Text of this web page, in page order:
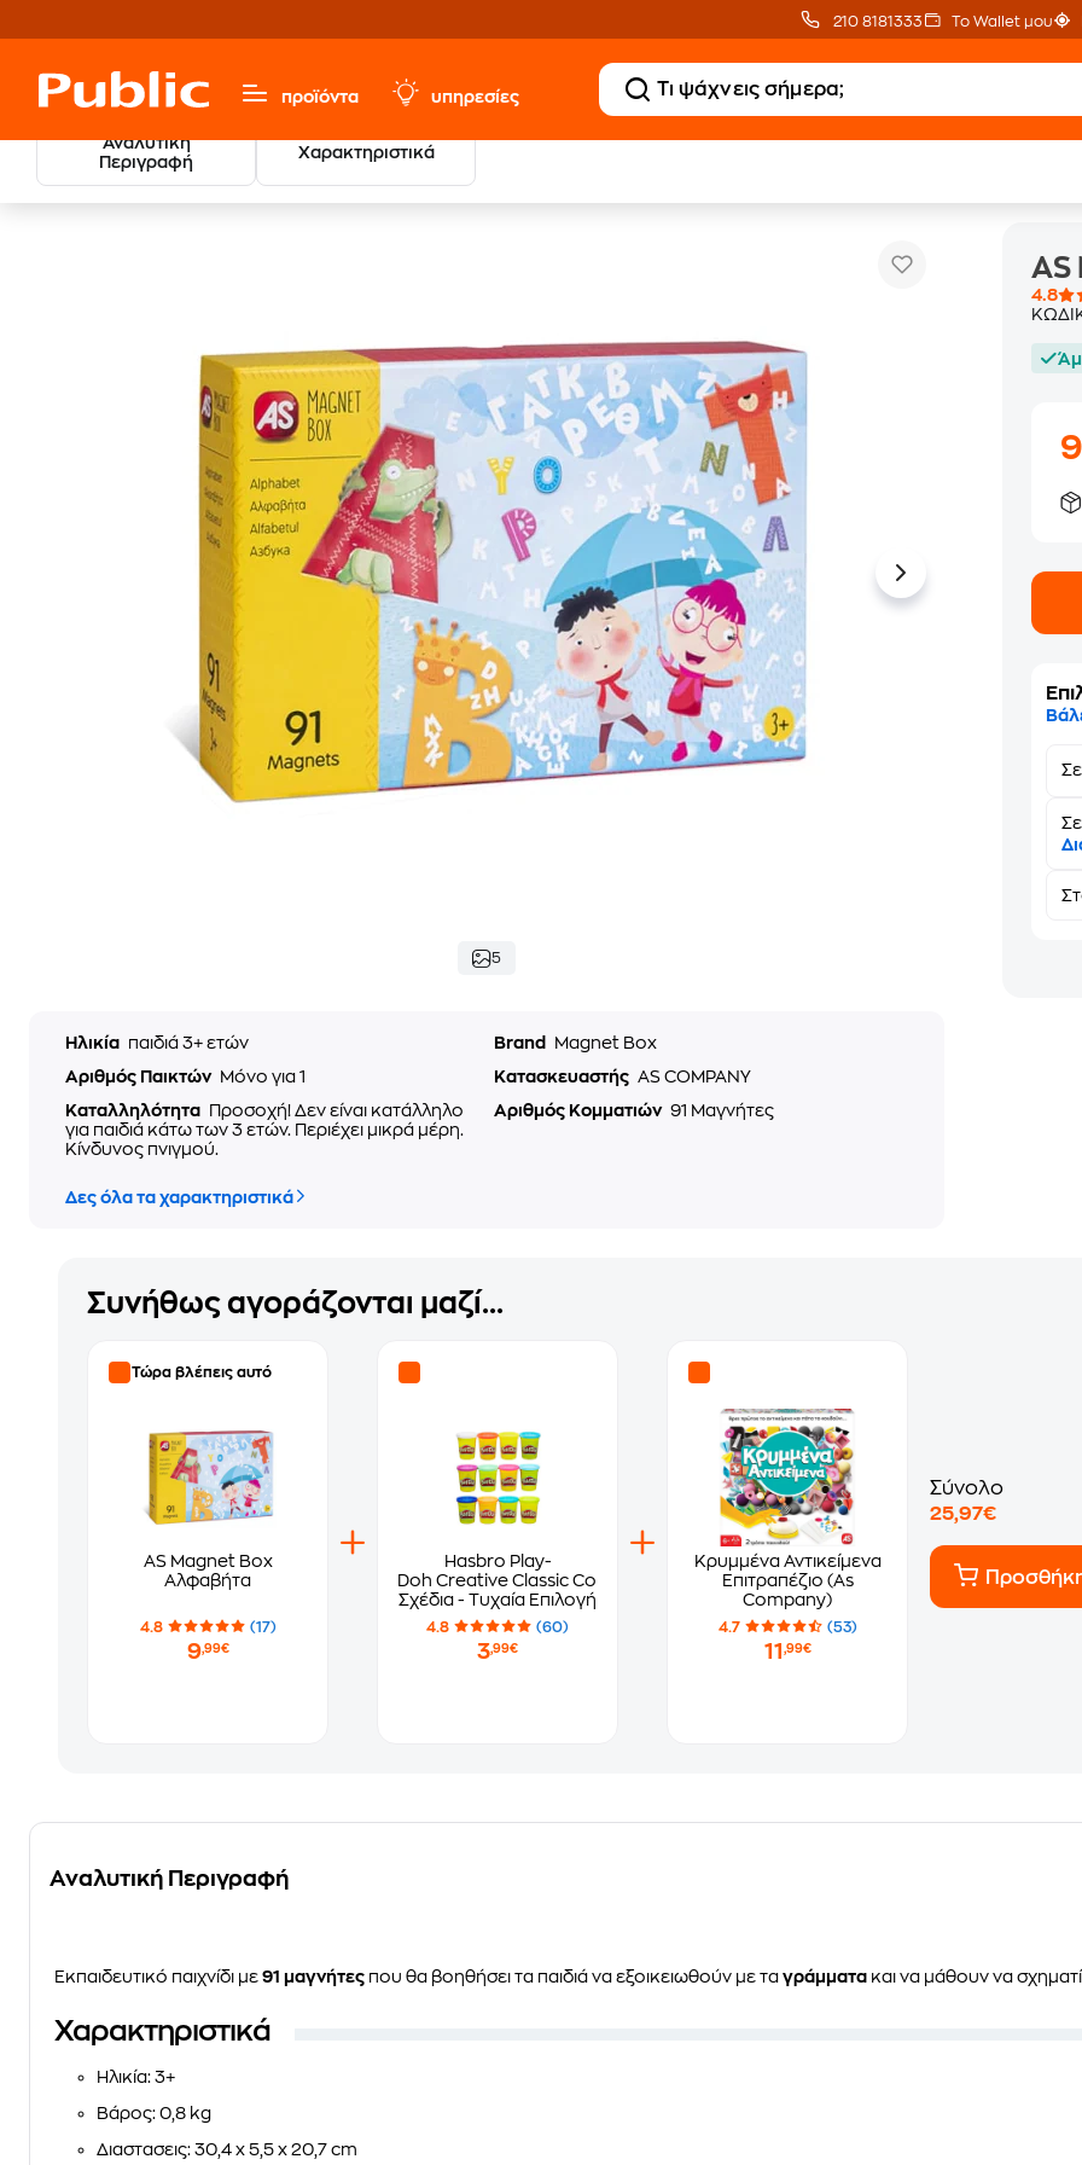
210 8181333 Το Wallet μου
προϊόντα υπηρεσίες
Αναλυτική
Περιγραφή
Χαρακτηριστικά
Παιχνίδια & Παιδικά
5
Ηλικία παιδιά 3+ ετών Brand
Magnet Box
Αριθμός Παικτών Μόνο για 1 Κατασκευαστής AS COMPANY
Καταλληλότητα
Προσοχή! Δεν είναι κατάλληλο
για παιδιά κάτω των 3 ετών. Περιέχει μικρά μέρη.
Κίνδυνος πνιγμού.
Αριθμός Κομματιών 91 Μαγνήτες
Δες όλα τα χαρακτηριστικά
AS
4.8
Συνήθως αγοράζονται μαζί...
Τώρα βλέπεις αυτό
AS Magnet Box
Αλφαβήτα
4.8 (17)
9,99€
Hasbro Play-
Doh Creative Classic Color 4
Σχέδια - Τυχαία Επιλογή
4.8 (60)
3,99€
Κρυμμένα Αντικείμενα
Επιτραπέζιο (As
Company)
4.7 (53)
11 ,99€
Σύνολο
25,97€
Αναλυτική Περιγραφή
Εκπαιδευτικό παιχνίδι με 91 μαγνήτες που θα βοηθήσει τα παιδιά να εξοικειωθούν με τα γράμματα και να μάθουν να
Χαρακτηριστικά
Ηλικία: 3+
Βάρος: 0,8 kg
Διαστασεις: 30,4 x 5,5 x 20,7 cm